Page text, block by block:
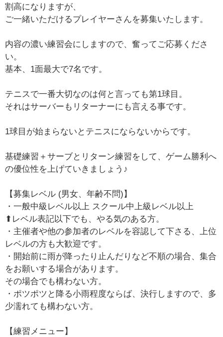
割高になりますが、
ご一緒いただけるプレイヤーさんを募集いたします。
内容の濃い練習会にしますので、奮ってご応募くださ
い。
基本、1面最大で7名です。
テニスで一番大切なのは何と言っても第1球目。
それはサーバーもリターナーにも言える事です。
1球目が始まらないとテニスにならないからです。
基礎練習＋サーブとリターン練習をして、ゲーム勝利へ
の優位性を上げていきましょう♪
【募集レベル (男女、年齢不問)】
・一般中級レベル以上 スクール中上級レベル以上
⬆レベル表記以下でも、やる気のある方。
・主催者や他の参加者のレベルを容認して下さる、上位
レベルの方も大歓迎です。
・開始前に雨が降ったり止んだりなど不順の場合、集合
をお願いする場合があります。
その場合でも構わない方。
・ポツポツと降る小雨程度ならば、決行しますので、多
少濡れても構わない方。
【練習メニュー】